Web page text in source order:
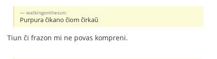
walkingonthesun:
Purpura ĉikano ĉiom ĉirkaŭ
Tiun ĉi frazon mi ne povas kompreni.